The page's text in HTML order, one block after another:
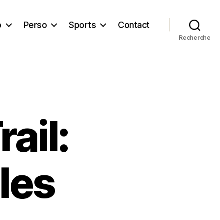
Perso Sports Contact
Recherche